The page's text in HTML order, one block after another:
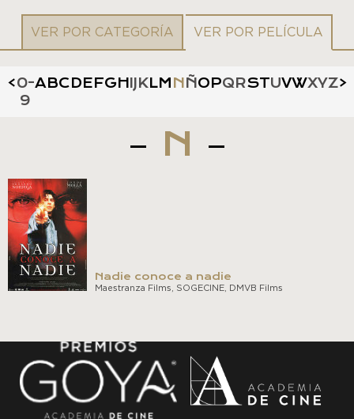
VER POR CATEGORÍA VER POR PELÍCULA
<0-
9
ABC D E FGH J KLM N Ñ O PQRSTUVWXYZ>
N
Nadie conoce a nadie
Maestranza Films, SOGECINE, DMVB Films